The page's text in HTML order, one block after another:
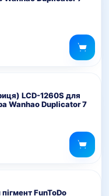
LCD-1260S для
Wanhao Duplicator 7
FunToDo